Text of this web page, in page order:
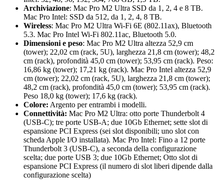
Archiviazione: Mac Pro M2 Ultra SSD da 1, 2, 4 e 8 TB.
Mac Pro Intel: SSD da 512, da 1, 2, 4, 8 TB.
Wireless: Mac Pro M2 Ultra Wi‑Fi 6E (802.11ax), Bluetooth
5.3. Mac Pro Intel Wi‑Fi 802.11ac, Bluetooth 5.0.
Dimensioni e peso: Mac Pro M2 Ultra altezza 52,9 cm
(tower); 22,02 cm (rack, 5U), larghezza 21,8 cm (tower); 48,2
cm (rack), profondità 45,0 cm (tower); 53,95 cm (rack). Peso:
16,86 kg (tower); 17,21 kg (rack). Mac Pro Intel altezza 52,9
cm (tower); 22,02 cm (rack, 5U), larghezza 21,8 cm (tower);
48,2 cm (rack), profondità 45,0 cm (tower); 53,95 cm (rack).
Peso 18,0 kg (tower); 17,6 kg (rack).
Colore: Argento per entrambi i modelli.
Connettività: Mac Pro M2 Ultra: otto porte Thunderbolt 4
(USB‑C); tre porte USB‑A; due 10Gb Ethernet; sette slot di
espansione PCI Express (sei slot disponibili; uno slot con
scheda Apple I/O installata). Mac Pro Intel: Fino a 12 porte
Thunderbolt 3 (USB‑C), a seconda della configurazione
scelta; due porte USB 3; due 10Gb Ethernet; Otto slot di
espansione PCI Express (il numero di slot liberi dipende dalla
configurazione scelta)